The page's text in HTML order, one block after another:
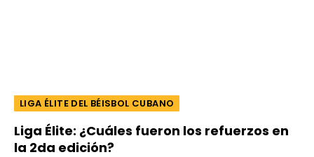
LIGA ÉLITE DEL BÉISBOL CUBANO
Liga Élite: ¿Cuáles fueron los refuerzos en
la 2da edición?